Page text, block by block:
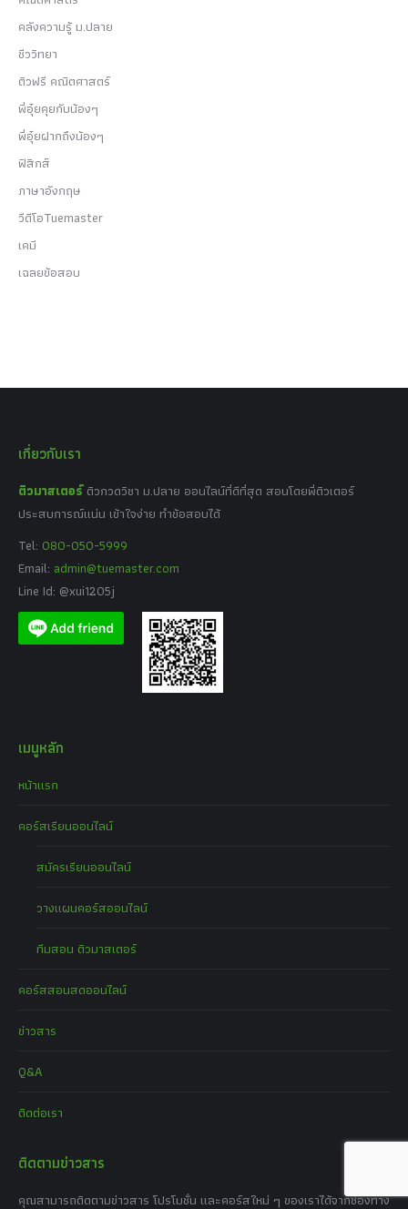
คลังความรู้ ม.ปลาย
ชีววิทยา
ติวฟรี คณิตศาสตร์
พี่อุ๋ยคุยกับน้องๆ
พี่อุ๋ยฝากถึงน้องๆ
ฟิสิกส์
ภาษาอังกฤษ
วีดีโอTuemaster
เคมี
เฉลยข้อสอบ
เกี่ยวกับเรา
ติวมาสเตอร์ ติวกวดวิชา ม.ปลาย ออนไลน์ที่ดีที่สุด สอนโดยพี่ติวเตอร์
ประสบการณ์แน่น เข้าใจง่าย ทำข้อสอบได้
Tel: 080-050-5999
Email: admin@tuemaster.com
Line Id: @xui1205j
เมนูหลัก
หน้าแรก
คอร์สเรียนออนไลน์
สมัครเรียนออนไลน์
วางแผนคอร์สออนไลน์
ทีมสอน ติวมาสเตอร์
คอร์สสอนสดออนไลน์
ข่าวสาร
Q&A
ติดต่อเรา
ติดตามข่าวสาร
คุณสามารถติดตามข่าวสาร โปรโมชั่น และคอร์สใหม่ ๆ ของเราได้จากช่องทาง